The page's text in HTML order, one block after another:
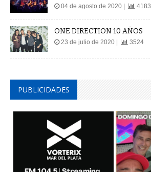
04 de agosto de 2020 | 4183
ONE DIRECTION 10 AÑOS
23 de julio de 2020 | 3524
PUBLICIDADES